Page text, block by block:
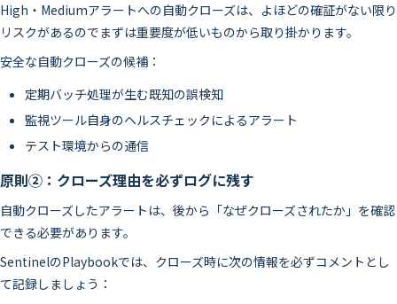
High・Mediumアラートへの自動クローズは、よほどの確証がない限り
リスクがあるのでまずは重要度が低いものから取り掛かります。
安全な自動クローズの候補：
定期バッチ処理が生む既知の誤検知
監視ツール自身のヘルスチェックによるアラート
テスト環境からの通信
原則②：クローズ理由を必ずログに残す
自動クローズしたアラートは、後から「なぜクローズされたか」を確認
できる必要があります。
SentinelのPlaybookでは、クローズ時に次の情報を必ずコメントとし
て記録しましょう：